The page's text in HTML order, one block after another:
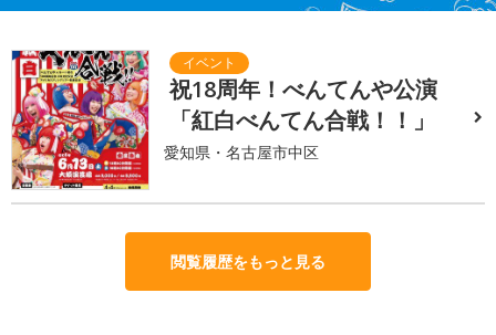
祝18周年！べんてんや公演
「紅白べんてん合戦！！」
愛知県・名古屋市中区
閲覧履歴をもっと見る